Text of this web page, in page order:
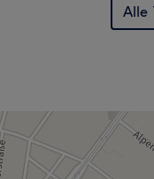
Alle